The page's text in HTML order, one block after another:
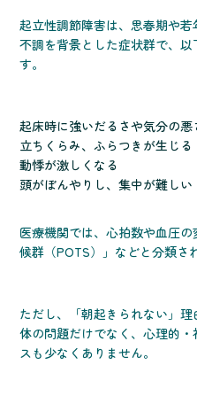
起立性調節障害は、思春期や
不調を背景とした症状群で、
す。
起床時に強いだるさや気分の悪
立ちくらみ、ふらつきが生じる
動悸が激しくなる
頭がぼんやりし、集中が難しい
医療機関では、心拍数や血圧
候群（POTS）」などと分類さ
ただし、「朝起きられない」理
体の問題だけでなく、心理的
スも少なくありません。